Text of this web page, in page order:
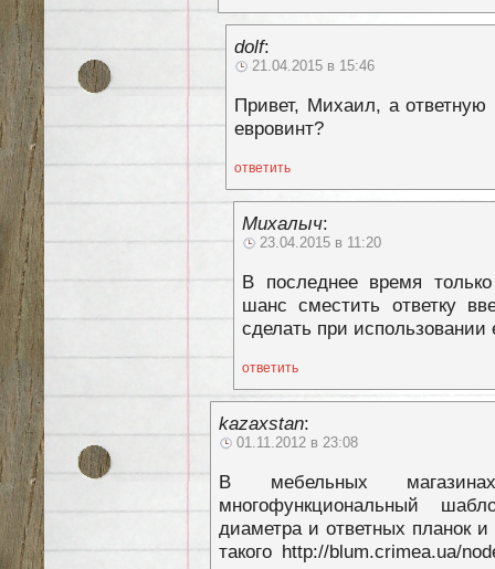
dolf:
21.04.2015 в 15:46
Привет, Михаил, а
евровинт?
ответить
Михалыч:
23.04.2015 в 11:20
В последнее время
шанс сместить ответку
сделать при использовании
ответить
kazaxstan:
01.11.2012 в 23:08
В мебельных
многофункциональный
диаметра и ответных планок
такого http://blum.crimea.ua/